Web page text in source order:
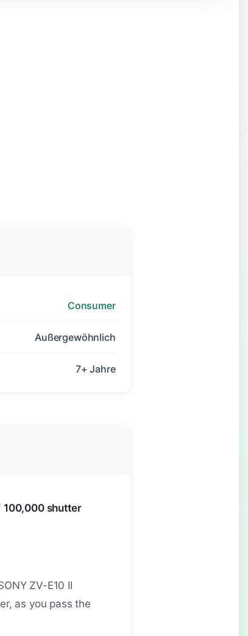
Consumer
Außergewöhnlich
7+ Jahre
100,000 shutter
ZV-E10 II
as you pass the